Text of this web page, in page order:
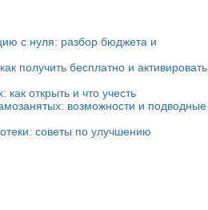
с нуля: разбор бюджета и
получить бесплатно и активировать
открыть и что учесть
возможности и подводные
советы по улучшению